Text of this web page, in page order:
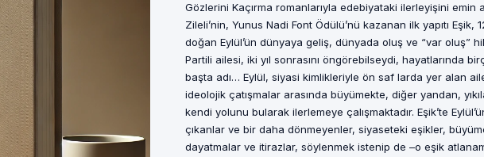
Gözlerini Kaçırma romanlarıyla edebiyataki ilerleyişini emin
Zileli’nin, Yunus Nadi Font Ödülü’nü kazanan ilk yapıtı Eşik,
doğan Eylül’ün dünyaya geliş, dünyada oluş ve “var oluş”
Partili ailesi, iki yıl sonrasını öngörebilseydi, hayatlarında
başta adı… Eylül, siyasi kimlikleriyle ön saf larda yer alan
ideolojik çatışmalar arasında büyümekte, diğer yandan,
kendi yolunu bularak ilerlemeye çalışmaktadır. Eşik’te
çıkanlar ve bir daha dönmeyenler, siyaseteki eşikler,
dayatmalar ve itirazlar, söylenmek istenip de –o eşik